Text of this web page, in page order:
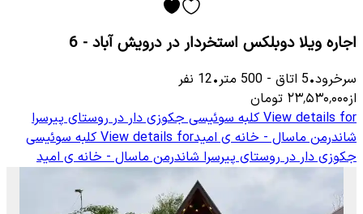
اجاره ویلا دوبلکس استخردار در درویش آباد - 6
سرخرود•
5 اتاق -
500 متر•
12 نفر
از۲۳٬۵۳۰٬۰۰۰ تومان
View details for کلبه سوئیسی جکوزی دار در روستای پیرسرا
شاندرمن ماسال - خانه ی امیدView details for کلبه سوئیسی
جکوزی دار در روستای پیرسرا شاندرمن ماسال - خانه ی امید